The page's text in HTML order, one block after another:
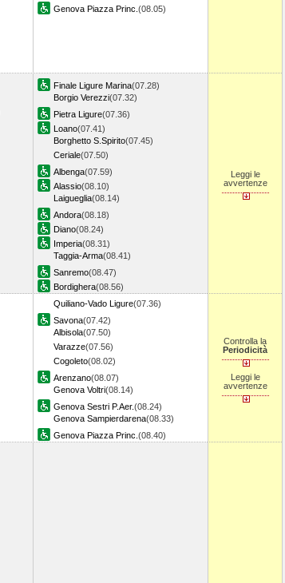
Genova Piazza Princ. (08.05)
Finale Ligure Marina(07.28)
Borgio Verezzi(07.32)
Pietra Ligure(07.36)
Loano(07.41)
Borghetto S.Spirito(07.45)
Ceriale(07.50)
Albenga(07.59)
Alassio(08.10)
Laigueglia(08.14)
Andora(08.18)
Diano(08.24)
Imperia(08.31)
Taggia-Arma(08.41)
Sanremo(08.47)
Bordighera(08.56)
Leggi le
avvertenze
Quiliano-Vado Ligure(07.36)
Savona(07.42)
Albisola(07.50)
Varazze(07.56)
Cogoleto(08.02)
Arenzano(08.07)
Genova Voltri(08.14)
Genova Sestri P.Aer.(08.24)
Genova Sampierdarena(08.33)
Genova Piazza Princ. (08.40)
Controlla la
Periodicità
Leggi le
avvertenze